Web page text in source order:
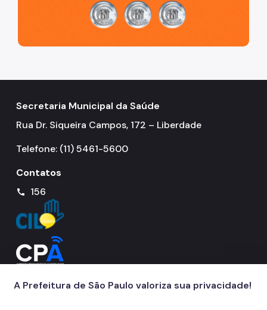
Secretaria Municipal da Saúde
Rua Dr. Siqueira Campos, 172 – Liberdade
Telefone: (11) 5461-5600
Contatos
call 156
A Prefeitura de São Paulo valoriza sua privacidade!